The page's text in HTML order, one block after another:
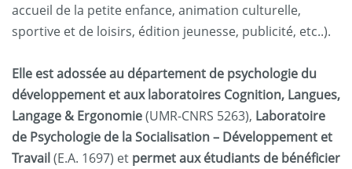
accueil de la petite enfance, animation culturelle,
sportive et de loisirs, édition jeunesse, publicité, etc..).
Elle est adossée au département de psychologie du
développement et aux laboratoires Cognition, Langues,
Langage & Ergonomie(UMR-CNRS 5263), Laboratoire
de Psychologie de la Socialisation – Développement et
Travail(E.A. 1697) et permet aux étudiants de bénéficier